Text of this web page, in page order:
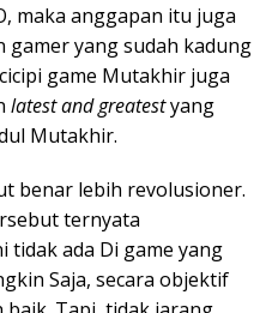
maka anggapan itu juga
gamer yang sudah kadung
game Mutakhir juga
latestandgreatestyang
Mutakhir.
benar lebih revolusioner.
ternyata
tidak ada Di game yang
Saja, secara objektif